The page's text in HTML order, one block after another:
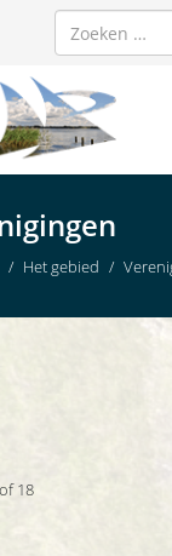
Zoeken
Het gebied
18